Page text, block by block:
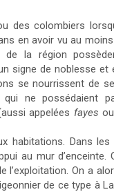
des colombiers
en avoir vu au
de la région
signe de noblesse et
se nourrissent de
qui ne possédaient
appelées fayes ou
habitations. Dans
au mur d’enceinte.
On a
de ce type à